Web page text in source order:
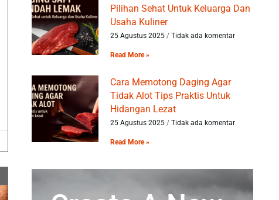
Pilihan Sehat Untuk Keluarga Dan
Usaha Kuliner
25 Agustus 2025 Tidak ada komentar
Read More »
Cara Memotong Daging Agar
Tidak Alot Tips Praktis Untuk
Hidangan Lezat
25 Agustus 2025 Tidak ada komentar
Read More »